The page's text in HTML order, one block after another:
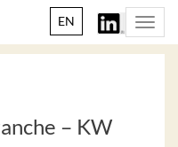
EN
– KW